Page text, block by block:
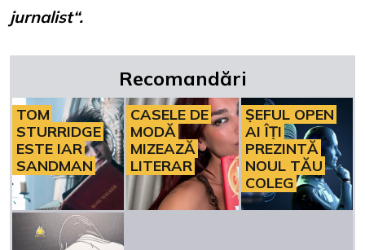
jurnalist“.
Recomandări
TOM
STURRIDGE
ESTE IAR
SANDMAN
CASELE DE
MODĂ
MIZEAZĂ
LITERAR
ȘEFUL OPEN
AI ÎȚI
PREZINTĂ
NOUL TĂU
COLEG